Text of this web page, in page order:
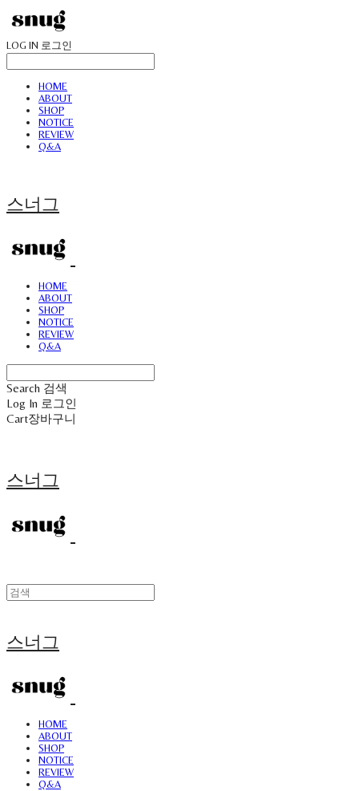
LOG IN 로그인
HOME
ABOUT
SHOP
NOTICE
REVIEW
Q&A
스너그
HOME
ABOUT
SHOP
NOTICE
REVIEW
Q&A
Search 검색
Log In 로그인
Cart장바구니
스너그
스너그
HOME
ABOUT
SHOP
NOTICE
REVIEW
Q&A